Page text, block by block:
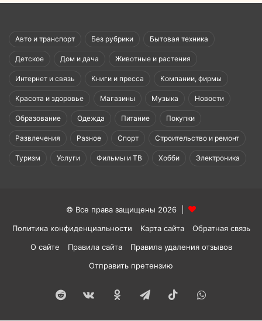
Авто и транспорт Без рубрики Бытовая техника
Детское Дом и дача Животные и растения
Интернет и связь Книги и пресса Компании, фирмы
Красота и здоровье Магазины Музыка Новости
Образование Одежда Питание Покупки
Развлечения Разное Спорт Строительство и ремонт
Туризм Услуги Фильмы и ТВ Хобби Электроника
© Все права защищены 2026 |
Политика конфиденциальности
Карта сайта
Обратная связь
О сайте
Правила сайта
Правила удаления отзывов
Отправить претензию
Reddit vk.comОдноклассники
TelegramTikTokWhatsApp